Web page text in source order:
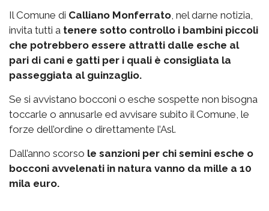
Il Comune di Calliano Monferrato , nel darne notizia,
invita tutti a tenere sotto controllo i bambini piccoli
che potrebbero essere attratti dalle esche al
pari di cani e gatti per i quali è consigliata la
passeggiata al guinzaglio.
Se si avvistano bocconi o esche sospette non bisogna
toccarle o annusarle ed avvisare subito il Comune, le
forze dell’ordine o direttamente l’Asl.
Dall’anno scorso le sanzioni per chi semini esche o
bocconi avvelenati in natura vanno da mille a 10
mila euro.